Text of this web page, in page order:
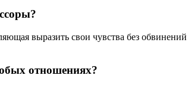
выразить свои чувства без
отношениях?